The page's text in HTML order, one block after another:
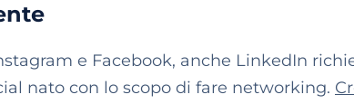
e Facebook, anche LinkedIn
nato con lo scopo di fare networking.